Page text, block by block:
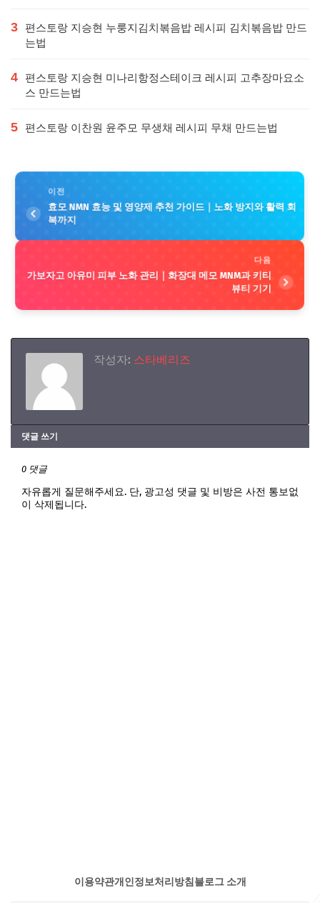
3
편스토랑 지승현 누룽지김치볶음밥 레시피 김치볶음밥 만드
는법
4
편스토랑 지승현 미나리항정스테이크 레시피 고추장마요소
스 만드는법
5 편스토랑 이찬원 윤주모 무생채 레시피 무채 만드는법
이전
효모 NMN 효능 및 영양제 추천 가이드｜노화 방지와 활력 회
복까지
다음
가보자고 아유미 피부 노화 관리｜화장대 메모 MNM과 키티
뷰티 기기
작성자: 스타베리즈
댓글 쓰기
0 댓글
자유롭게 질문해주세요. 단, 광고성 댓글 및 비방은 사전 통보없
이 삭제됩니다.
이용약관개인정보처리방침 블로그 소개